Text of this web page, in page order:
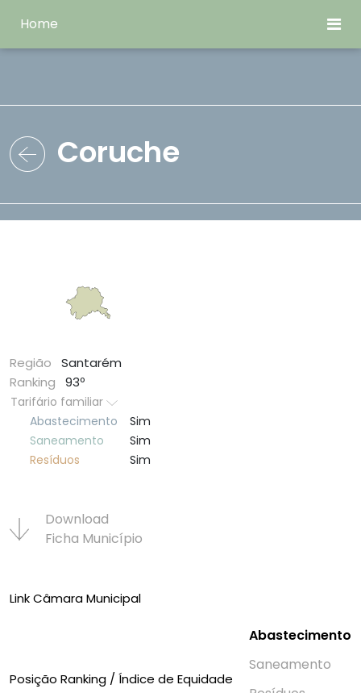
Home
Coruche
Região
Santarém
Ranking
93º
Tarifário familiar
Abastecimento
Sim
Saneamento
Sim
Resí­duos
Sim
Download
Ficha Municí­pio
Link Câmara Municipal
Posição Ranking / Índice de Equidade
Abastecimento
Saneamento